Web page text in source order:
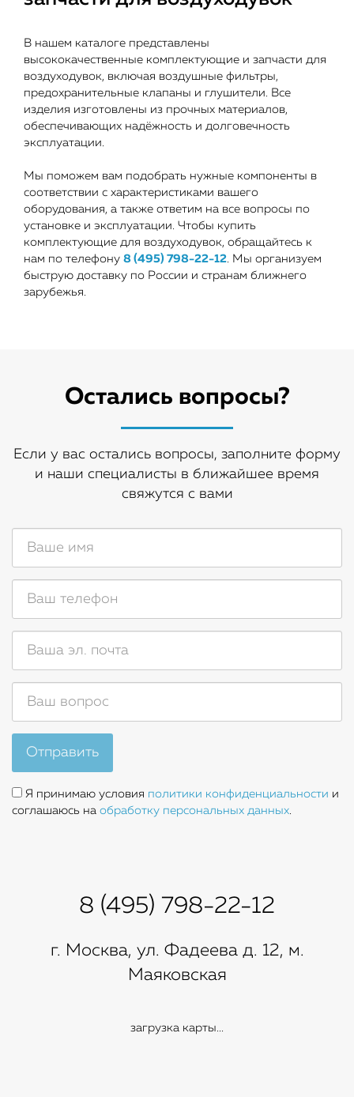
В нашем каталоге представлены
высококачественные комплектующие и запчасти для
воздуходувок, включая воздушные фильтры,
предохранительные клапаны и глушители. Все
изделия изготовлены из прочных материалов,
обеспечивающих надёжность и долговечность
эксплуатации.
Мы поможем вам подобрать нужные компоненты в
соответствии с характеристиками вашего
оборудования, а также ответим на все вопросы по
установке и эксплуатации. Чтобы купить
комплектующие для воздуходувок, обращайтесь к
нам по телефону 8 (495) 798-22-12. Мы организуем
быструю доставку по России и странам ближнего
зарубежья.
Остались вопросы?
Если у вас остались вопросы, заполните форму
и наши специалисты в ближайшее время
свяжутся с вами
Отправить
Я принимаю условия политики конфиденциальности и
соглашаюсь на обработку персональных данных.
8 (495) 798-22-12
г. Москва, ул. Фадеева д. 12, м.
Маяковская
загрузка карты...